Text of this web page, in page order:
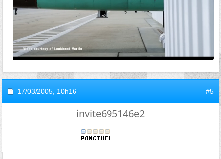
17/03/2005, 10h16 #5
invite695146e2